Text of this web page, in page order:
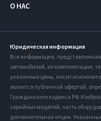
О НАС
Юридическая информация
Вся информация,
автомобилей, их комплектации,
указанные цены, носит
является публичной офертой,
Гражданского кодекса РФ.
серийных моделей, часть
дополнительная опция.